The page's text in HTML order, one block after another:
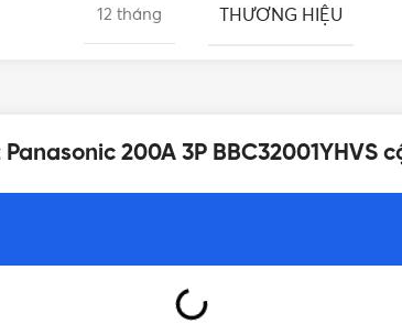
12 tháng THƯƠNG HIỆU
200A BẢNG GIÁ
200A 3P BBC32001YHVS